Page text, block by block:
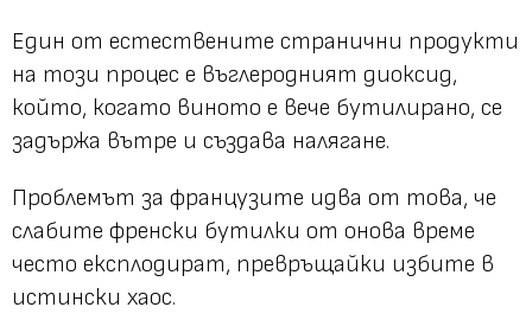
Един от естествените странични продукти
на този процес е въглеродният диоксид,
който, когато виното е вече бутилирано, се
задържа вътре и създава налягане.
Проблемът за французите идва от това, че
слабите френски бутилки от онова време
често експлодират, превръщайки избите в
истински хаос.